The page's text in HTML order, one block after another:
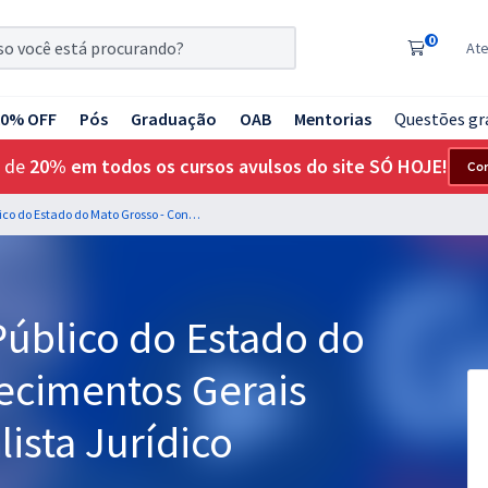
0
OFF Pós Graduação OAB Mentorias Questões
de 20% em todos os cursos avulsos do site SÓ HOJE!
MP MT - Ministério Público do Estado do Mato Grosso - Conhecimentos Gerais para o Cargo de Analista Jurídico
do Estado do
Gerais
Jurídico